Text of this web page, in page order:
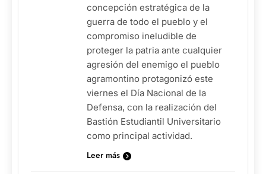
concepción estratégica de la
guerra de todo el pueblo y el
compromiso ineludible de
proteger la patria ante cualquier
agresión del enemigo el pueblo
agramontino protagonizó este
viernes el Día Nacional de la
Defensa, con la realización del
Bastión Estudiantil Universitario
como principal actividad.
Leer más